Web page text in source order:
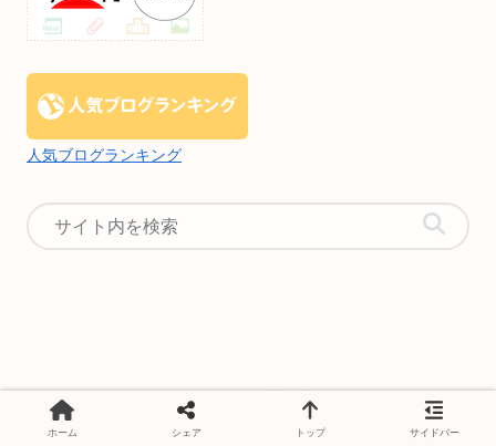
人気ブログランキング
ホーム シェア トップ サイドバー